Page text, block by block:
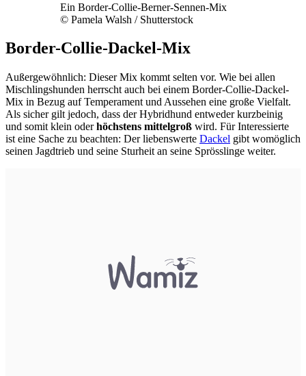
Ein Border-Collie-Berner-Sennen-Mix
© Pamela Walsh / Shutterstock
Border-Collie-Dackel-Mix
Außergewöhnlich: Dieser Mix kommt selten vor. Wie bei allen
Mischlingshunden herrscht auch bei einem Border-Collie-Dackel-
Mix in Bezug auf Temperament und Aussehen eine große Vielfalt.
Als sicher gilt jedoch, dass der Hybridhund entweder kurzbeinig
und somit klein oderhöchstens mittelgroß wird. Für Interessierte
ist eine Sache zu beachten: Der liebenswerte Dackel gibt womöglich
seinen Jagdtrieb und seine Sturheit an seine Sprösslinge weiter.